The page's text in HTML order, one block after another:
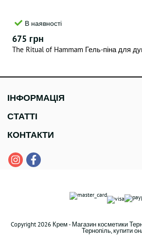
В наявності
675 грн
The Ritual of Hammam Гель-піна для
ІНФОРМАЦІЯ
СТАТТІ
КОНТАКТИ
Copyright 2026 Крем - Магазин косметики
Тернопіль, купити